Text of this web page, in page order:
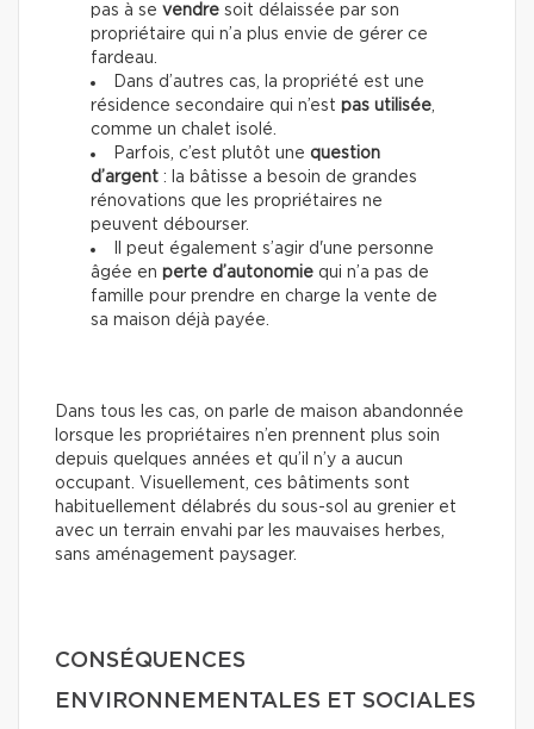
pas à se vendre soit délaissée par son
propriétaire qui n’a plus envie de gérer ce
fardeau.
Dans d’autres cas, la propriété est une
résidence secondaire qui n’est pas utilisée
comme un chalet isolé.
Parfois, c’est plutôt une question
d’argent : la bâtisse a besoin de grandes
rénovations que les propriétaires ne
peuvent débourser.
Il peut également s’agir d'une personne
âgée en perte d’autonomie qui n’a pas de
famille pour prendre en charge la vente de
sa maison déjà payée.
Dans tous les cas, on parle de maison abandonnée
lorsque les propriétaires n’en prennent plus soin
depuis quelques années et qu’il n’y a aucun
occupant. Visuellement, ces bâtiments sont
habituellement délabrés du sous-sol au grenier et
avec un terrain envahi par les mauvaises herbes,
sans aménagement paysager.
CONSÉQUENCES
ENVIRONNEMENTALES ET SOCIALES